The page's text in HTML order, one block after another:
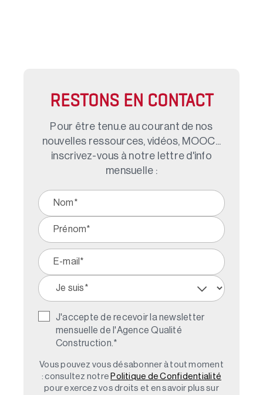
RESTONS EN CONTACT
Pour être tenu.e au courant de nos
nouvelles ressources, vidéos, MOOC...
inscrivez-vous à notre lettre d'info
mensuelle :
J'accepte de recevoir la newsletter
mensuelle de l'Agence Qualité
Construction. *
Vous pouvez vous désabonner à tout moment
: consultez notre Politique de Confidentialité
pour exercez vos droits et en savoir plus sur